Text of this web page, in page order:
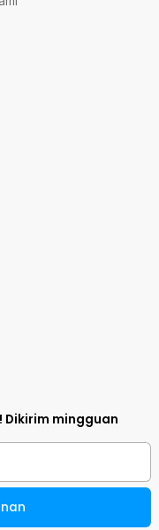
Dikirim mingguan